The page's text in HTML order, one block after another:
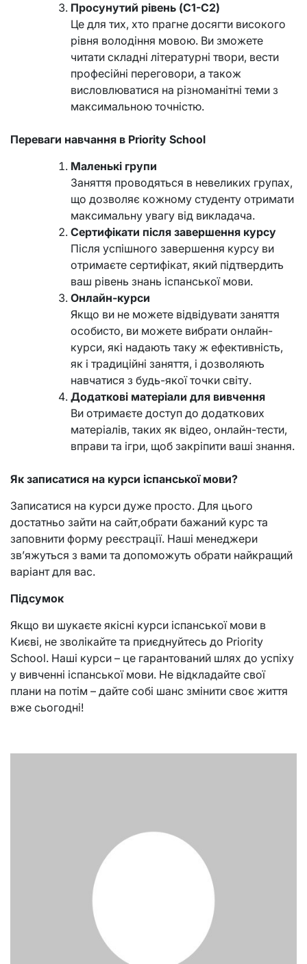
Просунутий рівень (C1-C2)
Це для тих, хто прагне досягти високого
рівня володіння мовою. Ви зможете
читати складні літературні твори, вести
професійні переговори, а також
висловлюватися на різноманітні теми з
максимальною точністю.
Переваги навчання в Priority School
Маленькі групи
Заняття проводяться в невеликих групах,
що дозволяє кожному студенту отримати
максимальну увагу від викладача.
Сертифікати після завершення курсу
Після успішного завершення курсу ви
отримаєте сертифікат, який підтвердить
ваш рівень знань іспанської мови.
Онлайн-курси
Якщо ви не можете відвідувати заняття
особисто, ви можете вибрати онлайн-
курси, які надають таку ж ефективність,
як і традиційні заняття, і дозволяють
навчатися з будь-якої точки світу.
Додаткові матеріали для вивчення
Ви отримаєте доступ до додаткових
матеріалів, таких як відео, онлайн-тести,
вправи та ігри, щоб закріпити ваші знання.
Як записатися на курси іспанської мови?
Записатися на курси дуже просто. Для цього
достатньо зайти на сайт,обрати бажаний курс та
заповнити форму реєстрації. Наші менеджери
зв’яжуться з вами та допоможуть обрати найкращий
варіант для вас.
Підсумок
Якщо ви шукаєте якісні курси іспанської мови в
Києві, не зволікайте та приєднуйтесь до Priority
School. Наші курси – це гарантований шлях до успіху
у вивченні іспанської мови. Не відкладайте свої
плани на потім – дайте собі шанс змінити своє життя
вже сьогодні!